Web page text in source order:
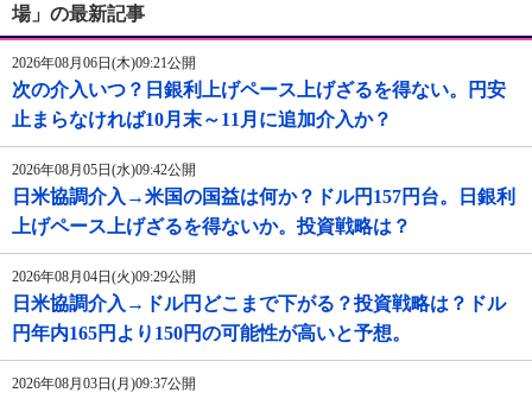
場」の最新記事
2026年08月06日(木)09:21公開
次の介入いつ？日銀利上げペース上げざるを得ない。円安
止まらなければ10月末～11月に追加介入か？
2026年08月05日(水)09:42公開
日米協調介入→米国の国益は何か？ドル円157円台。日銀利
上げペース上げざるを得ないか。投資戦略は？
2026年08月04日(火)09:29公開
日米協調介入→ドル円どこまで下がる？投資戦略は？ドル
円年内165円より150円の可能性が高いと予想。
2026年08月03日(月)09:37公開